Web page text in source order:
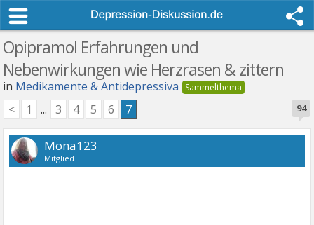
Opipramol Erfahrungen und
Nebenwirkungen wie Herzrasen & zittern
in Medikamente & Antidepressiva
94
< 1 ... 3 4 5 6 7
Mona123
Mitglied